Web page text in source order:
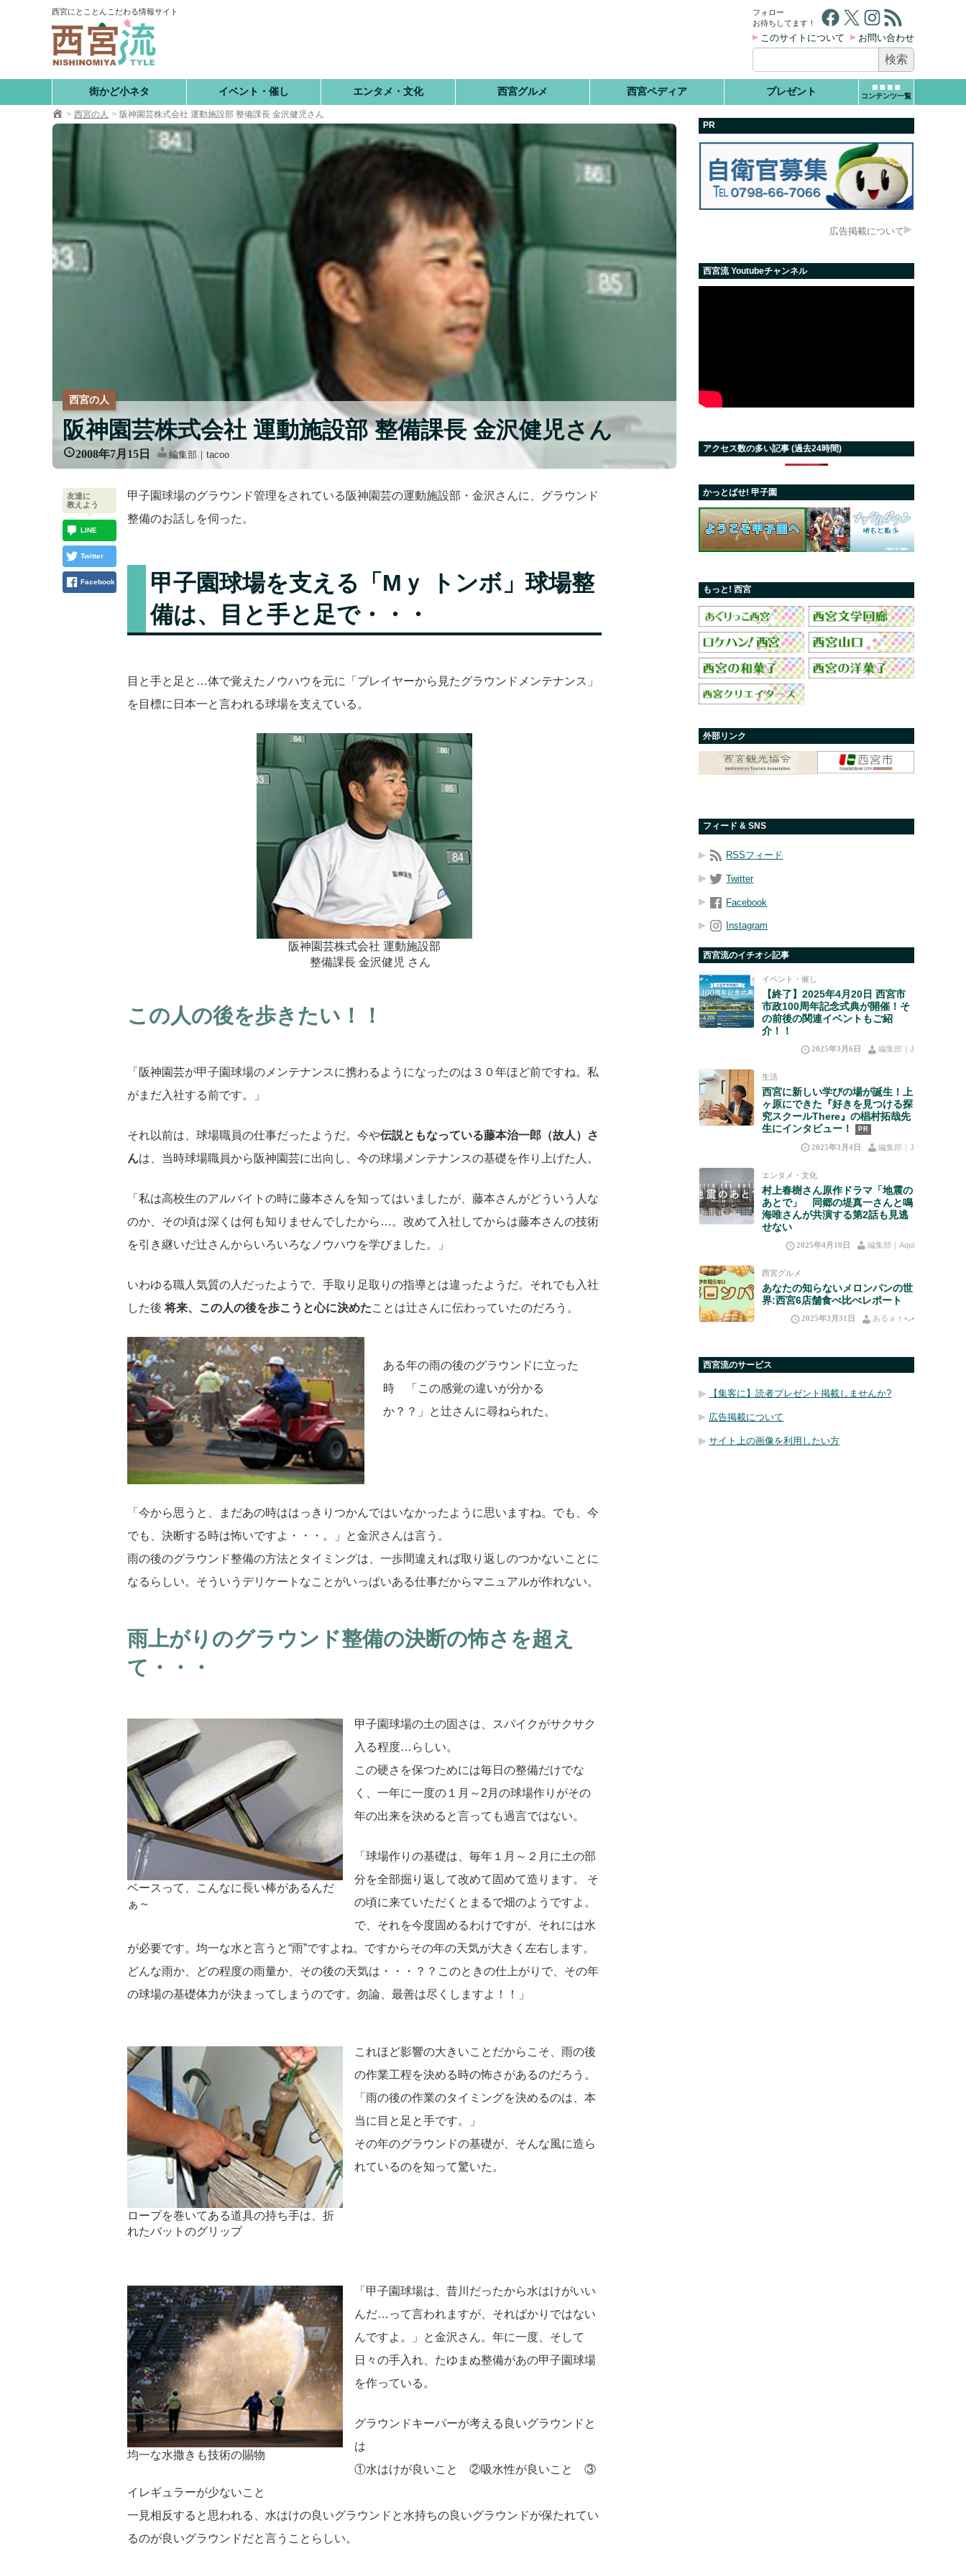
西宮にとことんこだわる情報サイト
街かど小ネタ イベント・催し エンタメ・文化 西宮グルメ 西宮ペディア プレゼント コンテンツ一覧
フォロー
お待ちしてます！
Facebook X Instagram RSS フィード
このサイトについて お問い合わせ
索:
西宮の人 阪神園芸株式会社 運動施設部 整備課長 金沢健児さん
西宮の人
阪神園芸株式会社 運動施設部 整備課長 金沢健児さん
2008年7月15日 編集部｜tacoo
甲子園球場のグラウンド管理をされている阪神園芸の運動施設部・金沢さんに、グラウンド
整備のお話しを伺った。
甲子園球場を支える「Mｙ トンボ」球場整
備は、目と手と足で・・・
目と手と足と…体で覚えたノウハウを元に「プレイヤーから見たグラウンドメンテナンス」
を目標に日本一と言われる球場を支えている。
阪神園芸株式会社 運動施設部
整備課長 金沢健児 さん
この人の後を歩きたい！！
「阪神園芸が甲子園球場のメンテナンスに携わるようになったのは３０年ほど前ですね。私
がまだ入社する前です。」
それ以前は、球場職員の仕事だったようだ。今や伝説ともなっている藤本治一郎（故人）さ
んは、当時球場職員から阪神園芸に出向し、今の球場メンテナンスの基礎を作り上げた人。
「私は高校生のアルバイトの時に藤本さんを知ってはいましたが、藤本さんがどういう人な
のか、その頃は深くは何も知りませんでしたから…。改めて入社してからは藤本さんの技術
を引き継いだ辻さんからいろいろなノウハウを学びました。」
いわゆる職人気質の人だったようで、手取り足取りの指導とは違ったようだ。それでも入社
した後将来、この人の後を歩こうと心に決めたことは辻さんに伝わっていたのだろう。
ある年の雨の後のグラウンドに立った
時 「この感覚の違いが分かる
か？？」と辻さんに尋ねられた。
「今から思うと、まだあの時ははっきりつかんではいなかったように思いますね。でも、今
でも、決断する時は怖いですよ・・・。」と金沢さんは言う。
雨の後のグラウンド整備の方法とタイミングは、一歩間違えれば取り返しのつかないことに
なるらしい。そういうデリケートなことがいっぱいある仕事だからマニュアルが作れない。
雨上がりのグラウンド整備の決断の怖さを超え
て・・・
ベースって、こんなに長い棒があるんだ
ぁ～
甲子園球場の土の固さは、スパイクがサクサク
入る程度…らしい。
この硬さを保つためには毎日の整備だけでな
く、一年に一度の１月～2月の球場作りがその
年の出来を決めると言っても過言ではない。
「球場作りの基礎は、毎年１月～２月に土の部
分を全部掘り返して改めて固めて造ります。 そ
の頃に来ていただくとまるで畑のようですよ。
で、それを今度固めるわけですが、それには水
が必要です。均一な水と言うと“雨”ですよね。ですからその年の天気が大きく左右します。
どんな雨か、どの程度の雨量か、その後の天気は・・・？？このときの仕上がりで、その年
の球場の基礎体力が決まってしまうのです。勿論、最善は尽くしますよ！！」
ロープを巻いてある道具の持ち手は、折
れたバットのグリップ
これほど影響の大きいことだからこそ、雨の後
の作業工程を決める時の怖さがあるのだろう。
「雨の後の作業のタイミングを決めるのは、本
当に目と足と手です。」
その年のグラウンドの基礎が、そんな風に造ら
れているのを知って驚いた。
均一な水撒きも技術の賜物
「甲子園球場は、昔川だったから水はけがいい
んだ…って言われますが、そればかりではない
んですよ。」と金沢さん。年に一度、そして
日々の手入れ、たゆまぬ整備があの甲子園球場
を作っている。
グラウンドキーパーが考える良いグラウンドと
は
①水はけが良いこと ②吸水性が良いこと ③
イレギュラーが少ないこと
一見相反すると思われる、水はけの良いグラウンドと水持ちの良いグラウンドが保たれてい
るのが良いグラウンドだと言うことらしい。
友達に
教えよう
LINE
Twitter
Facebook
PR
広告掲載について
西宮流 Youtubeチャンネル
アクセス数の多い記事 (過去24時間)
かっとばせ! 甲子園
もっと! 西宮
外部リンク
フィード & SNS
RSSフィード
Twitter
Facebook
Instagram
西宮流のイチオシ記事
イベント・催し
【終了】2025年4月20日 西宮市
市政100周年記念式典が開催！そ
の前後の関連イベントもご紹
介！！
2025年3月6日 編集部｜J
生活
西宮に新しい学びの場が誕生！上
ヶ原にできた『好きを見つける探
究スクールThere』の椙村拓哉先
生にインタビュー！
PR
2025年3月4日 編集部｜J
エンタメ・文化
村上春樹さん原作ドラマ「地震の
あとで」 同郷の堤真一さんと鳴
海唯さんが共演する第2話も見逃
せない
2025年4月10日 編集部｜Aqui
西宮グルメ
あなたの知らないメロンパンの世
界:西宮6店舗食べ比べレポート
2025年3月31日 あるａｒ•⁠ᴗ⁠•⁠
西宮流のサービス
【集客に】読者プレゼント掲載しませんか?
広告掲載について
サイト上の画像を利用したい方